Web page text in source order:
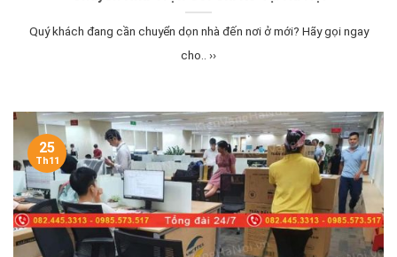
Quý khách đang cần chuyển dọn nhà đến nơi ở mới? Hãy gọi ngay
cho.. ››
25
Th11